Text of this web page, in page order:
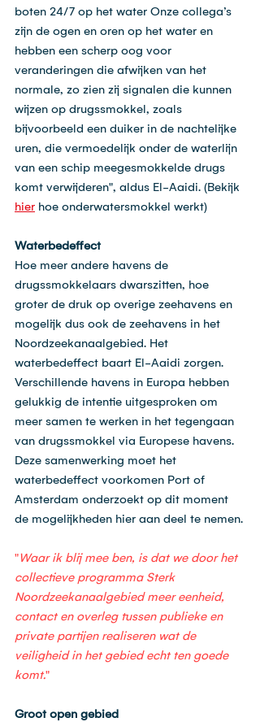
boten 24/7 op het water Onze collega’s
zijn de ogen en oren op het water en
hebben een scherp oog voor
veranderingen die afwijken van het
normale, zo zien zij signalen die kunnen
wijzen op drugssmokkel, zoals
bijvoorbeeld een duiker in de nachtelijke
uren, die vermoedelijk onder de waterlijn
van een schip meegesmokkelde drugs
komt verwijderen", aldus El-Aaidi. (Bekijk
hier hoe onderwatersmokkel werkt)
Waterbedeffect
Hoe meer andere havens de
drugssmokkelaars dwarszitten, hoe
groter de druk op overige zeehavens en
mogelijk dus ook de zeehavens in het
Noordzeekanaalgebied. Het
waterbedeffect baart El-Aaidi zorgen.
Verschillende havens in Europa hebben
gelukkig de intentie uitgesproken om
meer samen te werken in het tegengaan
van drugssmokkel via Europese havens.
Deze samenwerking moet het
waterbedeffect voorkomen Port of
Amsterdam onderzoekt op dit moment
de mogelijkheden hier aan deel te nemen.
"Waar ik blij mee ben, is dat we door het
collectieve programma Sterk
Noordzeekanaalgebied meer eenheid,
contact en overleg tussen publieke en
private partijen realiseren wat de
veiligheid in het gebied echt ten goede
komt."
Groot open gebied